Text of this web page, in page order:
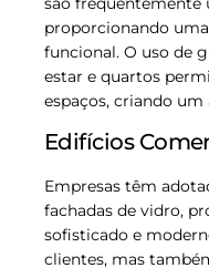
proporcionando
funcional. O uso de
estar e quartos
espaços, criando
Edifícios
Empresas têm
fachadas de vidro,
sofisticado e
clientes, mas